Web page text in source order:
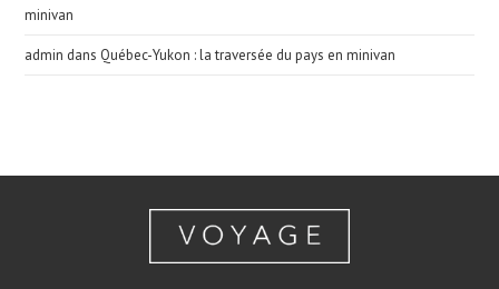
minivan
admin dans Québec-Yukon : la traversée du pays en minivan